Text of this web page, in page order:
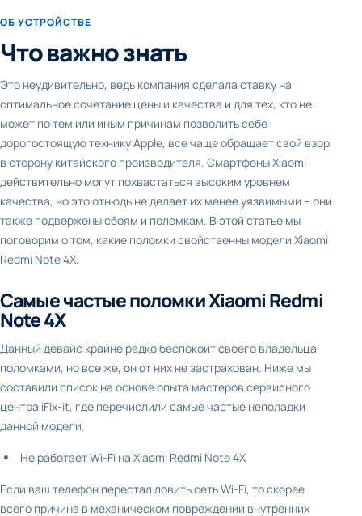
ОБ УСТРОЙСТВЕ
Что важно знать
Это неудивительно, ведь компания сделала ставку на
оптимальное сочетание цены и качества и для тех, кто не
может по тем или иным причинам позволить себе
дорогостоящую технику Apple, все чаще обращает свой взор
в сторону китайского производителя. Смартфоны Xiaomi
действительно могут похвастаться высоким уровнем
качества, но это отнюдь не делает их менее уязвимыми – они
также подвержены сбоям и поломкам. В этой статье мы
поговорим о том, какие поломки свойственны модели Xiaomi
Redmi Note 4X.
Самые частые поломки Xiaomi Redmi
Note 4X
Данный девайс крайне редко беспокоит своего владельца
поломками, но все же, он от них не застрахован. Ниже мы
составили список на основе опыта мастеров сервисного
центра iFix-it, где перечислили самые частые неполадки
данной модели.
Не работает Wi-Fi на Xiaomi Redmi Note 4X
Если ваш телефон перестал ловить сеть Wi-Fi, то скорее
всего причина в механическом повреждении внутренних